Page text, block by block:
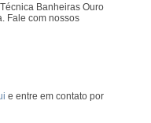
Banheiras Ouro
Fale com nossos
e entre em contato por